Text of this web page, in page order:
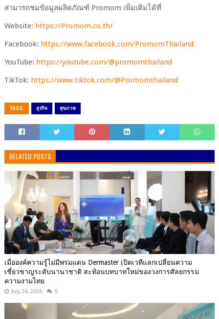
สามารถชมข้อมูลผลิตภัณฑ์ Promom เพิ่มเติมได้ที่
Website: https://Promom.co.th/
Facebook: https://www.facebook.com/PromomThailand
YouTube: https://youtube.com/@promomthailand
TikTok: https://www.tiktok.com/@Promomthailand
TAGS: ธุรกิจ สุขภาพ
RELATED POSTS
เมื่อองค์ความรู้ไม่มีพรมแดน Dermaster เปิดเวทีแลกเปลี่ยนความ
เชี่ยวชาญระดับนานาชาติ สะท้อนบทบาทใหม่ของวงการศัลยกรรม
ความงามไทย
July 24, 2026 0